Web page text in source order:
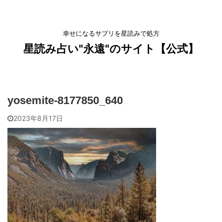
幸せになるサプリを星読みで処方
星読み占い"永遠"のサイト【公式】
yosemite-8177850_640
2023年8月17日